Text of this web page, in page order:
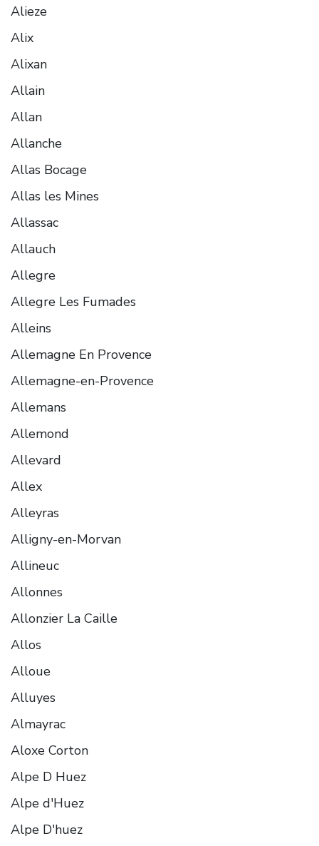
Alieze
Alix
Alixan
Allain
Allan
Allanche
Allas Bocage
Allas les Mines
Allassac
Allauch
Allegre
Allegre Les Fumades
Alleins
Allemagne En Provence
Allemagne-en-Provence
Allemans
Allemond
Allevard
Allex
Alleyras
Alligny-en-Morvan
Allineuc
Allonnes
Allonzier La Caille
Allos
Alloue
Alluyes
Almayrac
Aloxe Corton
Alpe D Huez
Alpe d'Huez
Alpe D'huez